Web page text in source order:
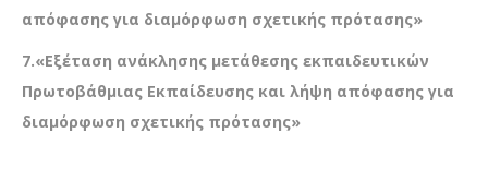
απόφασης για διαμόρφωση σχετικής πρότασης»
7.«Εξέταση ανάκλησης μετάθεσης εκπαιδευτικών
Πρωτοβάθμιας Εκπαίδευσης και λήψη απόφασης για
διαμόρφωση σχετικής πρότασης»